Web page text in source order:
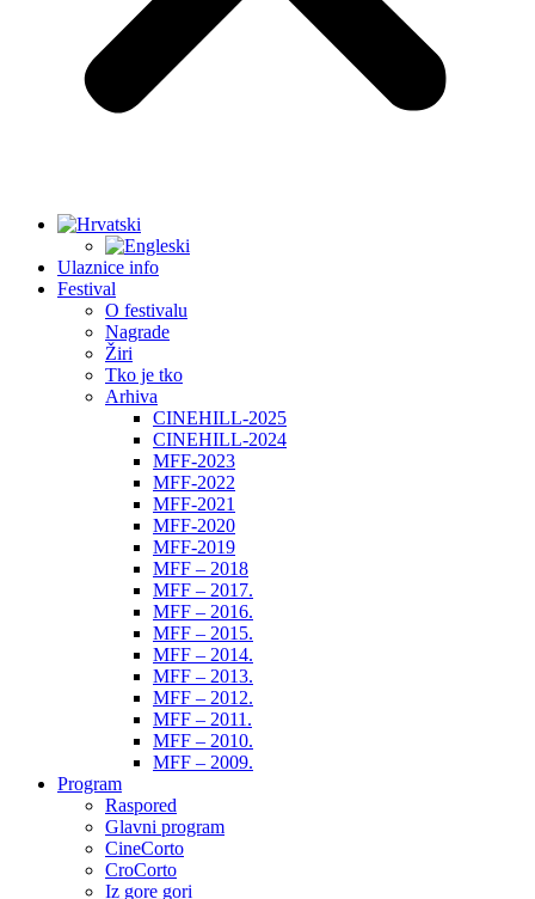
Ulaznice info
Festival
O festivalu
Nagrade
Žiri
Tko je tko
Arhiva
CINEHILL-2025
CINEHILL-2024
MFF-2023
MFF-2022
MFF-2021
MFF-2020
MFF-2019
MFF – 2018
MFF – 2017.
MFF – 2016.
MFF – 2015.
MFF – 2014.
MFF – 2013.
MFF – 2012.
MFF – 2011.
MFF – 2010.
MFF – 2009.
Program
Raspored
Glavni program
CineCorto
CroCorto
Iz gore gori